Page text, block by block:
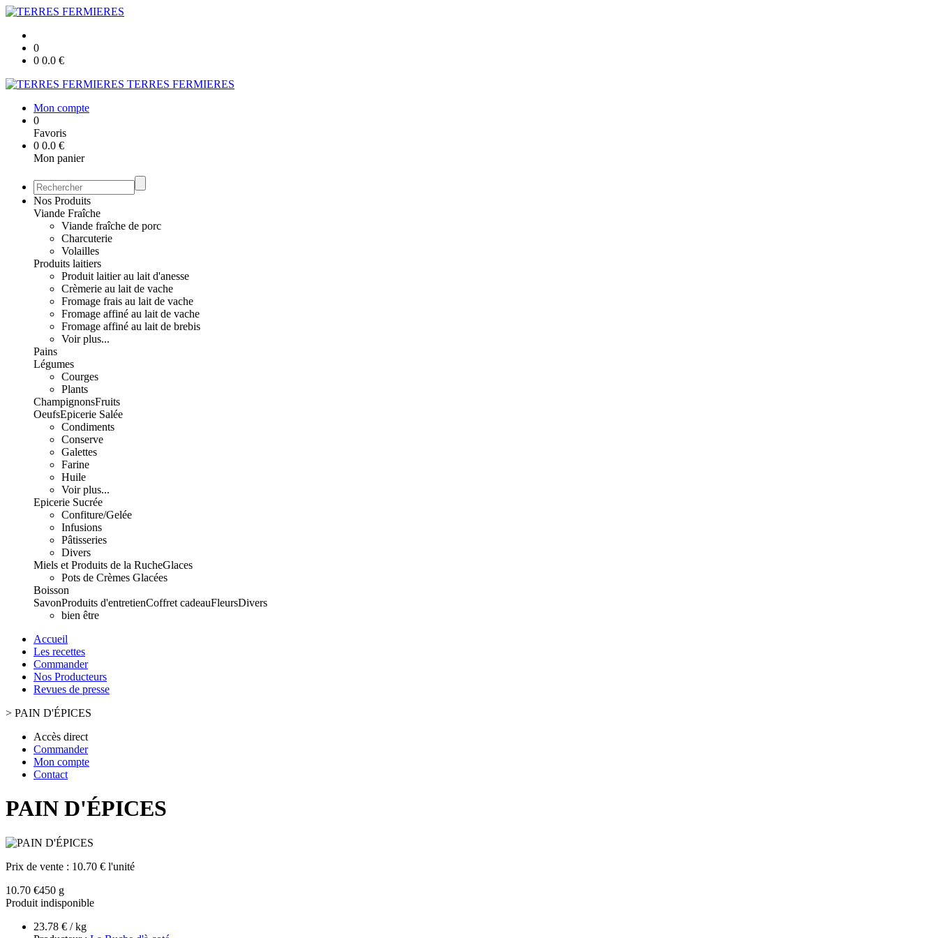
0
0 0.0 €
TERRES FERMIERES
Mon compte
0
Favoris
0 0.0 €
Mon panier
Nos Produits
Viande Fraîche
Viande fraîche de porc
Charcuterie
Volailles
Produits laitiers
Produit laitier au lait d'anesse
Crèmerie au lait de vache
Fromage frais au lait de vache
Fromage affiné au lait de vache
Fromage affiné au lait de brebis
Voir plus...
Pains
Légumes
Courges
Plants
ChampignonsFruits
OeufsEpicerie Salée
Condiments
Conserve
Galettes
Farine
Huile
Voir plus...
Epicerie Sucrée
Confiture/Gelée
Infusions
Pâtisseries
Divers
Miels et Produits de la RucheGlaces
Pots de Crèmes Glacées
Boisson
SavonProduits d'entretienCoffret cadeauFleursDivers
bien être
Accueil
Les recettes
Commander
Nos Producteurs
Revues de presse
> PAIN D'ÉPICES
Accès direct
Commander
Mon compte
Contact
PAIN D'ÉPICES
Prix de vente : 10.70 € l'unité
10.70 €450 g
Produit indisponible
23.78 € / kg